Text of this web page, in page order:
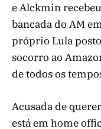
e Alckmin
bancada do AM
próprio Lula
socorro ao
de todos os
Acusada de
está em home